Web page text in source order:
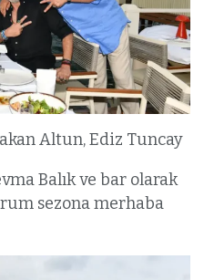
Altun, Ediz Tuncay
Balık ve bar olarak
sezona merhaba